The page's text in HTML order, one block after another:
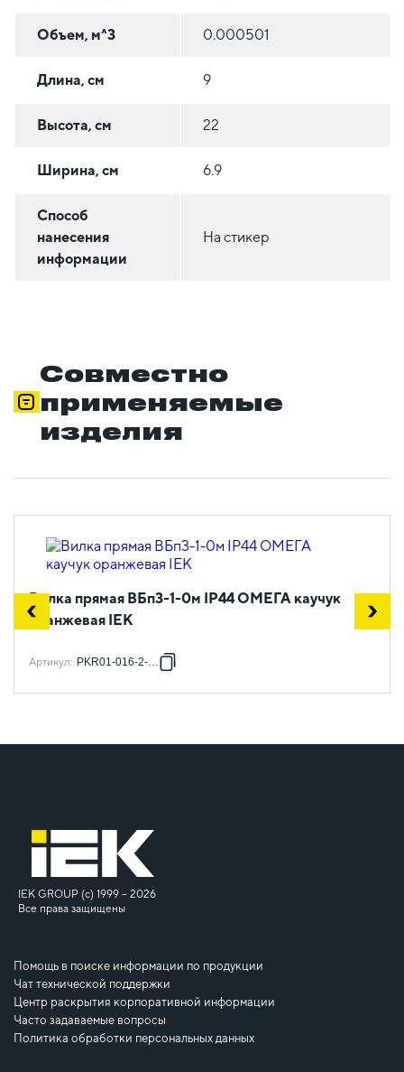
Объем, м^3 0.000501
Длина, см 9
Высота, см 22
Ширина, см 6.9
Способ
нанесения
информации
На стикер
Совместно
применяемые
изделия
Вилка прямая ВБп3-1-0м IP44 ОМЕГА каучук
оранжевая IEK
Артикул: PKR01-016-2-K09
IEK GROUP (c) 1999 – 2026
Все права защищены
Помощь в поиске информации по продукции
Чат технической поддержки
Центр раскрытия корпоративной информации
Часто задаваемые вопросы
Политика обработки персональных данных